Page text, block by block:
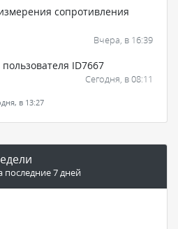
сопротивления
Вчера, в 16:39
ID7667
Сегодня, в 08:11
в 13:27
последние 7 дней